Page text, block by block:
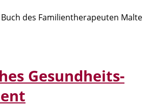
des Familientherapeuten Malte
Gesundheits-